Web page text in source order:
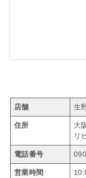
店舗 生
住所
大
リ
電話番号
営業時間